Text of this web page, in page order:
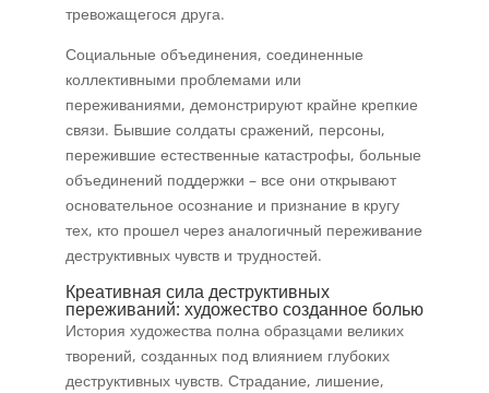
тревожащегося друга.
Социальные объединения, соединенные
коллективными проблемами или
переживаниями, демонстрируют крайне крепкие
связи. Бывшие солдаты сражений, персоны,
пережившие естественные катастрофы, больные
объединений поддержки – все они открывают
основательное осознание и признание в кругу
тех, кто прошел через аналогичный переживание
деструктивных чувств и трудностей.
Креативная сила деструктивных
переживаний: художество созданное болью
История художества полна образцами великих
творений, созданных под влиянием глубоких
деструктивных чувств. Страдание, лишение,